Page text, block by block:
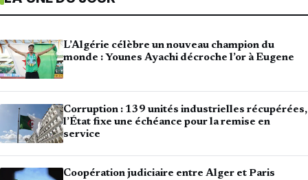
L’Algérie célèbre un nouveau champion du
monde : Younes Ayachi décroche l’or à Eugene
Corruption : 139 unités industrielles récupérées,
l’État fixe une échéance pour la remise en
service
Coopération judiciaire entre Alger et Paris